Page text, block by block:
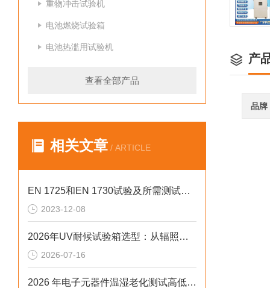
重物冲击试验机
电池燃烧试验箱
电池热滥用试验机
查看全部产品
相关文章 / ARTICLE
EN 1725和EN 1730试验及所需测试设备全解析
2023-12-08
2026年UV耐候试验箱选型：从辐照度闭环控制看老化数据一致性
2026-07-16
2026 年电子元器件温湿老化测试高低温柔性屏弯折试验箱排行榜
产
品牌